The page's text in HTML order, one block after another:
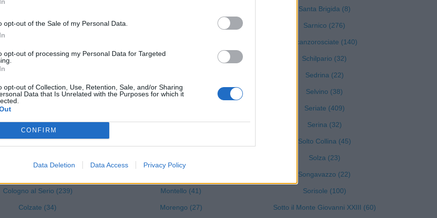
opt-out of the Sale of my Personal Data.
opt-out of processing my Personal Data for Targeted
opt-out of Collection, Use, Retention, Sale, and/or Sharing
Data that Is Unrelated with the Purposes for which it
CONFIRM
Data Deletion Data Access Privacy Policy
Cene (76)
Chignolo d'Isola (64)
Bergamasco (101)
Cividate al Piano (90)
Ubiale Clanezzo (16)
Cologno al Serio (239)
Colzate (34)
Madone (109)
Martinengo (204)
Mezzoldo (1)
Montello (41)
Morengo (27)
Santa Brigida (8)
Sarnico (276)
Scanzorosciate (140)
Schilpario (32)
Sedrina (22)
Selvino (38)
Seriate (409)
Serina (32)
Solto Collina (45)
Solza (23)
Songavazzo (22)
Sorisole (100)
Sotto il Monte Giovanni XXIII (60)